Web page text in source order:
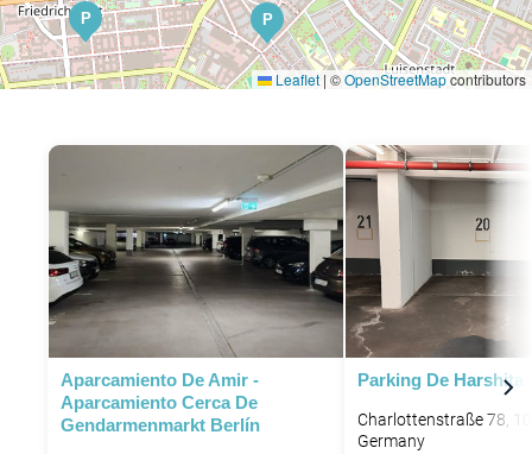
P
P
Leaflet | ©OpenStreetMapcontributors
Aparcamiento De Amir -
Aparcamiento Cerca De
Gendarmenmarkt Berlín
Parking De Harshita
Charlottenstraße 78,
Germany